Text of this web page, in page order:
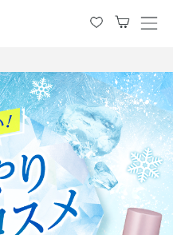
メ
ー
を
開
閉
す
る